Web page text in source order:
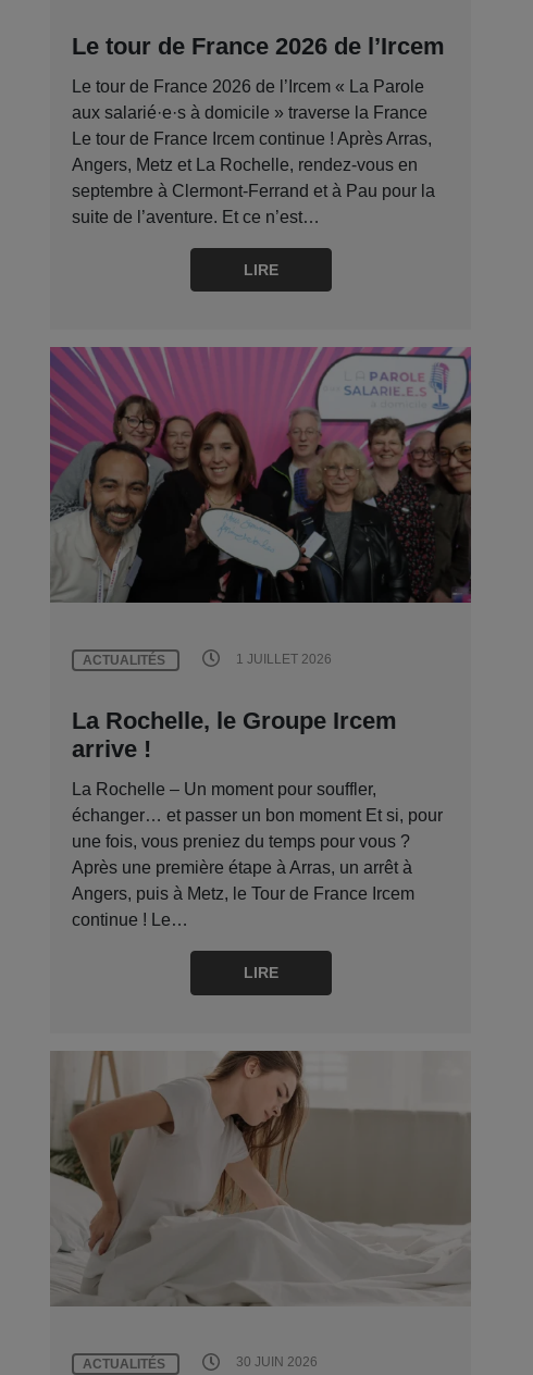
Le tour de France 2026 de l’Ircem
Le tour de France 2026 de l’Ircem « La Parole
aux salarié·e·s à domicile » traverse la France
Le tour de France Ircem continue ! Après Arras,
Angers, Metz et La Rochelle, rendez-vous en
septembre à Clermont-Ferrand et à Pau pour la
suite de l’aventure. Et ce n’est…
LIRE
ACTUALITÉS 1 JUILLET 2026
La Rochelle, le Groupe Ircem
arrive !
La Rochelle – Un moment pour souffler,
échanger… et passer un bon moment Et si, pour
une fois, vous preniez du temps pour vous ?
Après une première étape à Arras, un arrêt à
Angers, puis à Metz, le Tour de France Ircem
continue ! Le…
LIRE
ACTUALITÉS 30 JUIN 2026